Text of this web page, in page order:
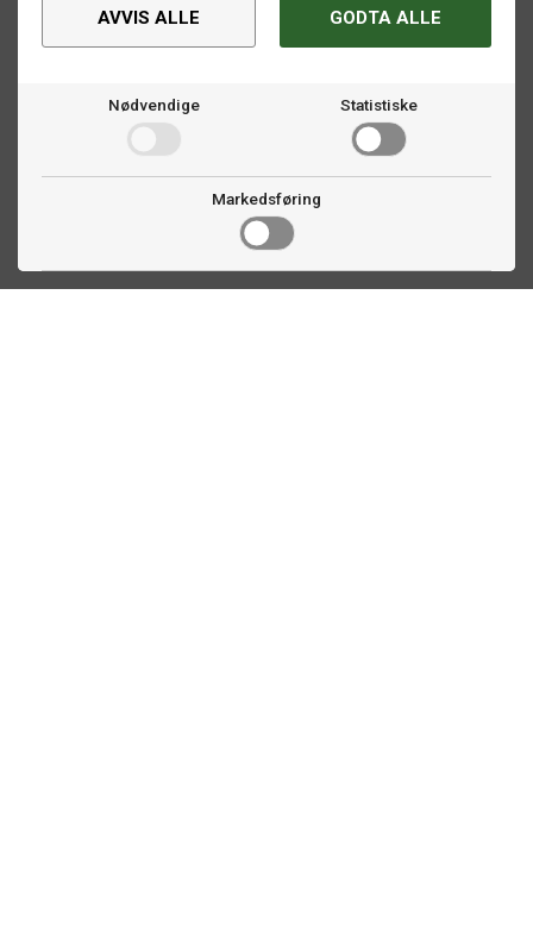
AVVIS ALLE GODTA ALLE
Nødvendige Statistiske
Markedsføring